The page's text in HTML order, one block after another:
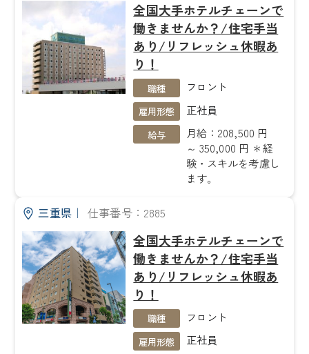
全国大手ホテルチェーンで
働きませんか？/住宅手当
あり/リフレッシュ休暇あ
り！
職種 フロント
雇用形態 正社員
給与
月給：208,500 円
～ 350,000 円 ＊経
験・スキルを考慮し
ます。
三重県｜ 仕事番号：2885
全国大手ホテルチェーンで
働きませんか？/住宅手当
あり/リフレッシュ休暇あ
り！
職種 フロント
雇用形態 正社員